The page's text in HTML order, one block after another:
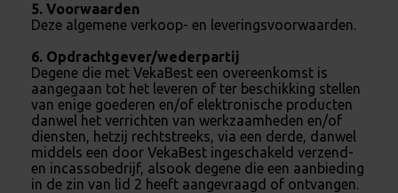
5. Voorwaarden
Deze algemene verkoop- en leveringsvoorwaarden.
6. Opdrachtgever/wederpartij
Degene die met VekaBest een overeenkomst is
aangegaan tot het leveren of ter beschikking stellen
van enige goederen en/of elektronische producten
danwel het verrichten van werkzaamheden en/of
diensten, hetzij rechtstreeks, via een derde, danwel
middels een door VekaBest ingeschakeld verzend-
en incassobedrijf, alsook degene die een aanbieding
in de zin van lid 2 heeft aangevraagd of ontvangen.